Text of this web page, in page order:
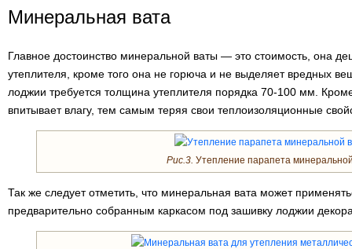
Минеральная вата
Главное достоинство минеральной ваты — это стоимость, она
утеплителя, кроме того она не горюча и не выделяет вредных
лоджии требуется толщина утеплителя порядка 70-100 мм.
впитывает влагу, тем самым теряя свои теплоизоляционные
Рис.3. Утепление парапета
Так же следует отметить, что минеральная вата может
предварительно собранным каркасом под зашивку лоджии